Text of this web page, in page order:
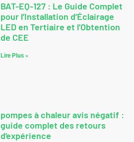
BAT-EQ-127 : Le Guide Complet
pour l’Installation d’Éclairage
LED en Tertiaire et l’Obtention
de CEE
Lire Plus »
pompes à chaleur avis négatif :
guide complet des retours
d’expérience